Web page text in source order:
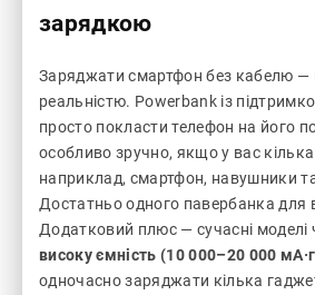
зарядкою
Заряджати смартфон без кабелю —
реальністю. Powerbank із
просто покласти телефон на його
особливо зручно, якщо у вас кілька
наприклад, смартфон, навушники
Достатньо одного павербанка для
Додатковий плюс — сучасні моделі
високу ємність (10 000–20 000
одночасно заряджати кілька